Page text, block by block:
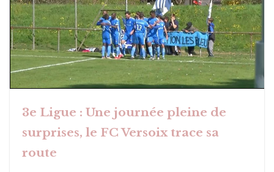
3e Ligue : Une journée pleine de
surprises, le FC Versoix trace sa
route